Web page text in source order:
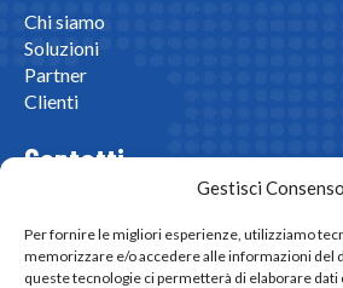
Gestisci Consenso
Per fornire le migliori esperienze, utilizziamo
memorizzare e/o accedere alle informazioni del
queste tecnologie ci permetterà di elaborare
Chi siamo
Soluzioni
Partner
Clienti
Contatti
Via Liguria, 76/78 20025 Legnano (MI)
0331 545181
business@mrdigital.it